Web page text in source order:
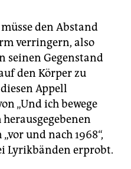
den Abstand
verringern, also
seinen Gegenstand
den Körper zu
Appell
„Und ich bewege
und nach 1968“,
Lyrikbänden erprobt.